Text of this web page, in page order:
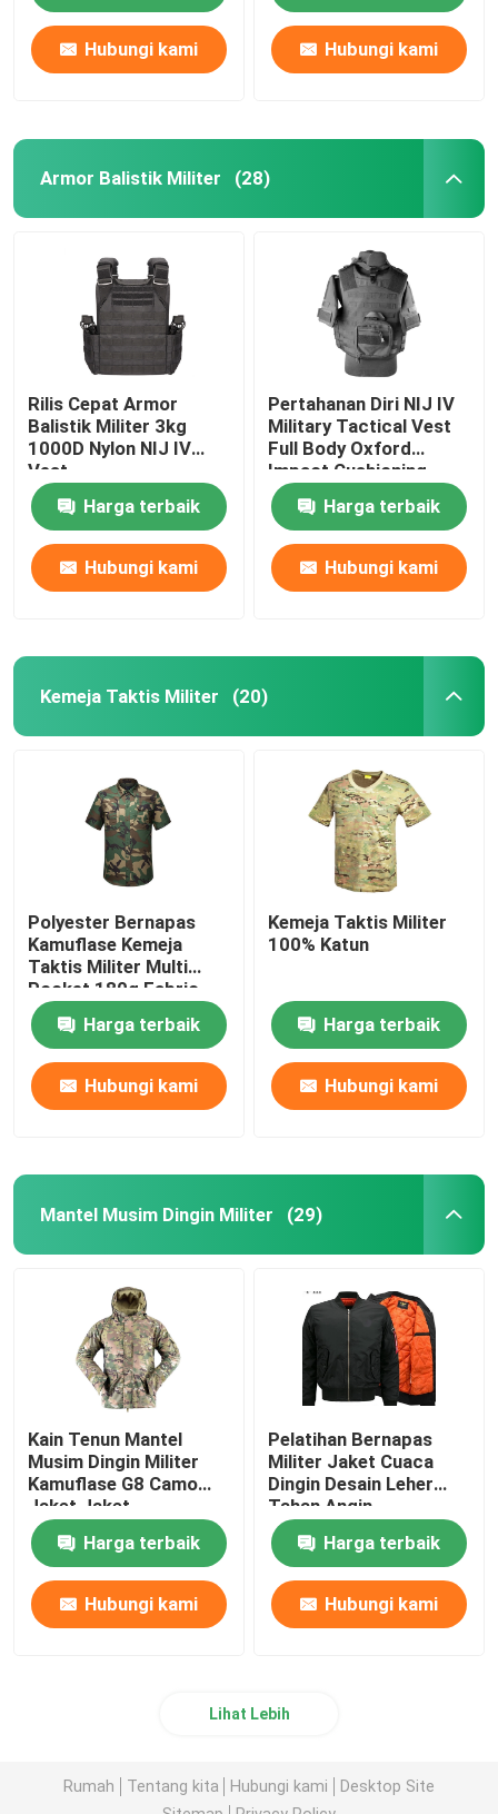
Hubungi kami Hubungi kami
Armor Balistik Militer (28)
Rilis Cepat Armor
Balistik Militer 3kg
1000D Nylon NIJ IV
Vest
Harga terbaik
Hubungi kami
Pertahanan Diri NIJ IV
Military Tactical Vest
Full Body Oxford
Impact Cushioning
Harga terbaik
Hubungi kami
Kemeja Taktis Militer (20)
Polyester Bernapas
Kamuflase Kemeja
Taktis Militer Multi
Pocket 180g Fabric
Harga terbaik
Hubungi kami
Kemeja Taktis Militer
100% Katun
Harga terbaik
Hubungi kami
Mantel Musim Dingin Militer (29)
Kain Tenun Mantel
Musim Dingin Militer
Kamuflase G8 Camo
Jaket Jaket
Harga terbaik
Hubungi kami
Pelatihan Bernapas
Militer Jaket Cuaca
Dingin Desain Leher
Tahan Angin
Harga terbaik
Hubungi kami
Lihat Lebih
Rumah Tentang kita Hubungi kami
Desktop Site